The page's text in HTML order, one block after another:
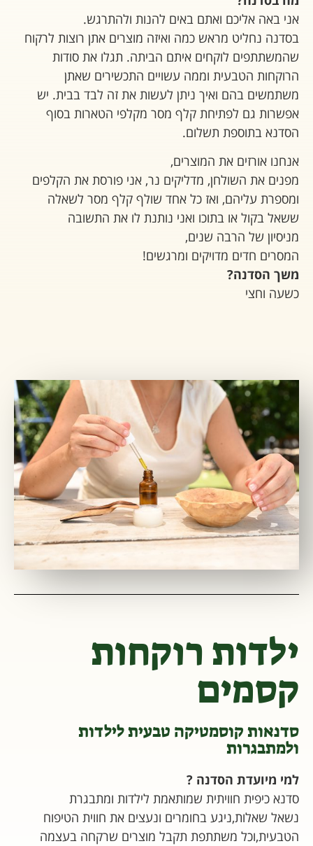
אני באה אליכם ואתם באים להנות ולהתרגש.
בסדנה נחליט מראש כמה ואיזה מוצרים אתן רוצות לרקוח
שהמשתתפים לוקחים איתם הביתה. תגלו את סודות
הרוקחות הטבעית וממה עשויים התכשירים שאתן
משתמשים בהם ואיך ניתן לעשות את זה לבד בבית. יש
אפשרות גם לפתיחת קלף מסר מקלפי הטארות בסוף
הסדנא בתוספת תשלום.
אנחנו אורזים את המוצרים,
מפנים את השולחן, מדליקים נר, אני פורסת את הקלפים
ומספרת עליהם, ואז כל אחד שולף קלף מסר לשאלה
ששאל בקול או בתוכו ואני נותנת לו את התשובה
מניסיון של הרבה שנים,
המסרים חדים מדויקים ומרגשים!
משך הסדנה?
כשעה וחצי
ילדות רוקחות
קסמים
סדנאות קוסמטיקה טבעית לילדות
ולמתבגרות
למי מיועדת הסדנה ?
סדנא כיפית חוויתית שמותאמת לילדות ומתבגרת
נשאל שאלות,ניגע בחומרים ונעצים את חווית הטיפוח
הטבעית,וכל משתתפת תקבל מוצרים שרקחה בעצמה